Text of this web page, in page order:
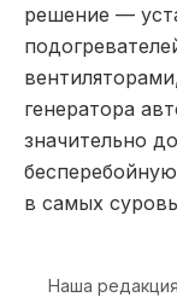
решение —
генератора
значительно
в самых
Наша